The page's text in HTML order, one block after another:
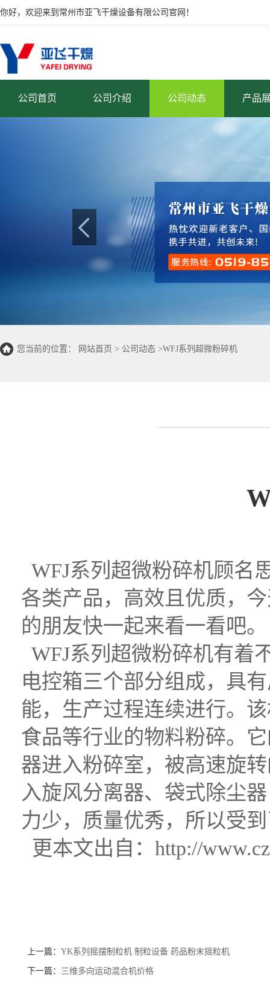
你好，欢迎来到常州市亚飞干燥设备有限公司官网！
公司首页 公司介绍 公司动态 产品
您当前的位置： 网站首页 > 公司动态 >WFJ系列超微粉碎机
WFJ系列超微粉碎机顾名
各类产品，高效且优质，
的朋友快一起来看一看吧。
WFJ系列超微粉碎机有着
电控箱三个部分组成，具
能，生产过程连续进行。
食品等行业的物料粉碎。
器进入粉碎室，被高速旋
入旋风分离器、袋式除尘
力少，质量优秀，所以受
更本文出自：http://
上一篇： YK系列摇摆制粒机 制粒设备 药品粉末摇粒机
下一篇： 三维多向运动混合机价格